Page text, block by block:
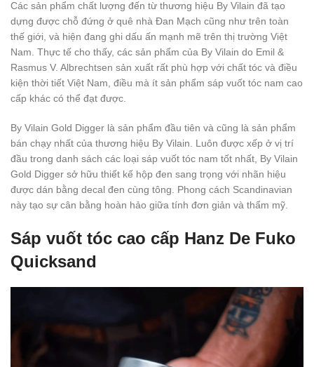
Các sản phẩm chất lượng đến từ thương hiệu By Vilain đã tạo
dựng được chỗ đứng ở quê nhà Đan Mạch cũng như trên toàn
thế giới, và hiện đang ghi dấu ấn mạnh mẽ trên thị trường Việt
Nam. Thực tế cho thấy, các sản phẩm của By Vilain do Emil &
Rasmus V. Albrechtsen sản xuất rất phù hợp với chất tóc và điều
kiện thời tiết Việt Nam, điều mà ít sản phẩm sáp vuốt tóc nam cao
cấp khác có thể đạt được.
By Vilain Gold Digger là sản phẩm đầu tiên và cũng là sản phẩm
bán chạy nhất của thương hiệu By Vilain. Luôn được xếp ở vị trí
đầu trong danh sách các loại sáp vuốt tóc nam tốt nhất, By Vilain
Gold Digger sở hữu thiết kế hộp đen sang trọng với nhãn hiệu
được dán bằng decal đen cùng tông. Phong cách Scandinavian
này tạo sự cân bằng hoàn hảo giữa tính đơn giản và thẩm mỹ.
Sáp vuốt tóc cao cấp Hanz De Fuko
Quicksand